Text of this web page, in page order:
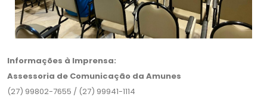
Informações à Imprensa:
Assessoria de Comunicação da Amunes
(27) 99802-7655 / (27) 99941-1114